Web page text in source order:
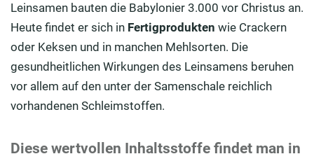
Leinsamen bauten die Babylonier 3.000 vor Christus an.
Heute findet er sich in Fertigprodukten wie Crackern
oder Keksen und in manchen Mehlsorten. Die
gesundheitlichen Wirkungen des Leinsamens beruhen
vor allem auf den unter der Samenschale reichlich
vorhandenen Schleimstoffen.
Diese wertvollen Inhaltsstoffe findet man in